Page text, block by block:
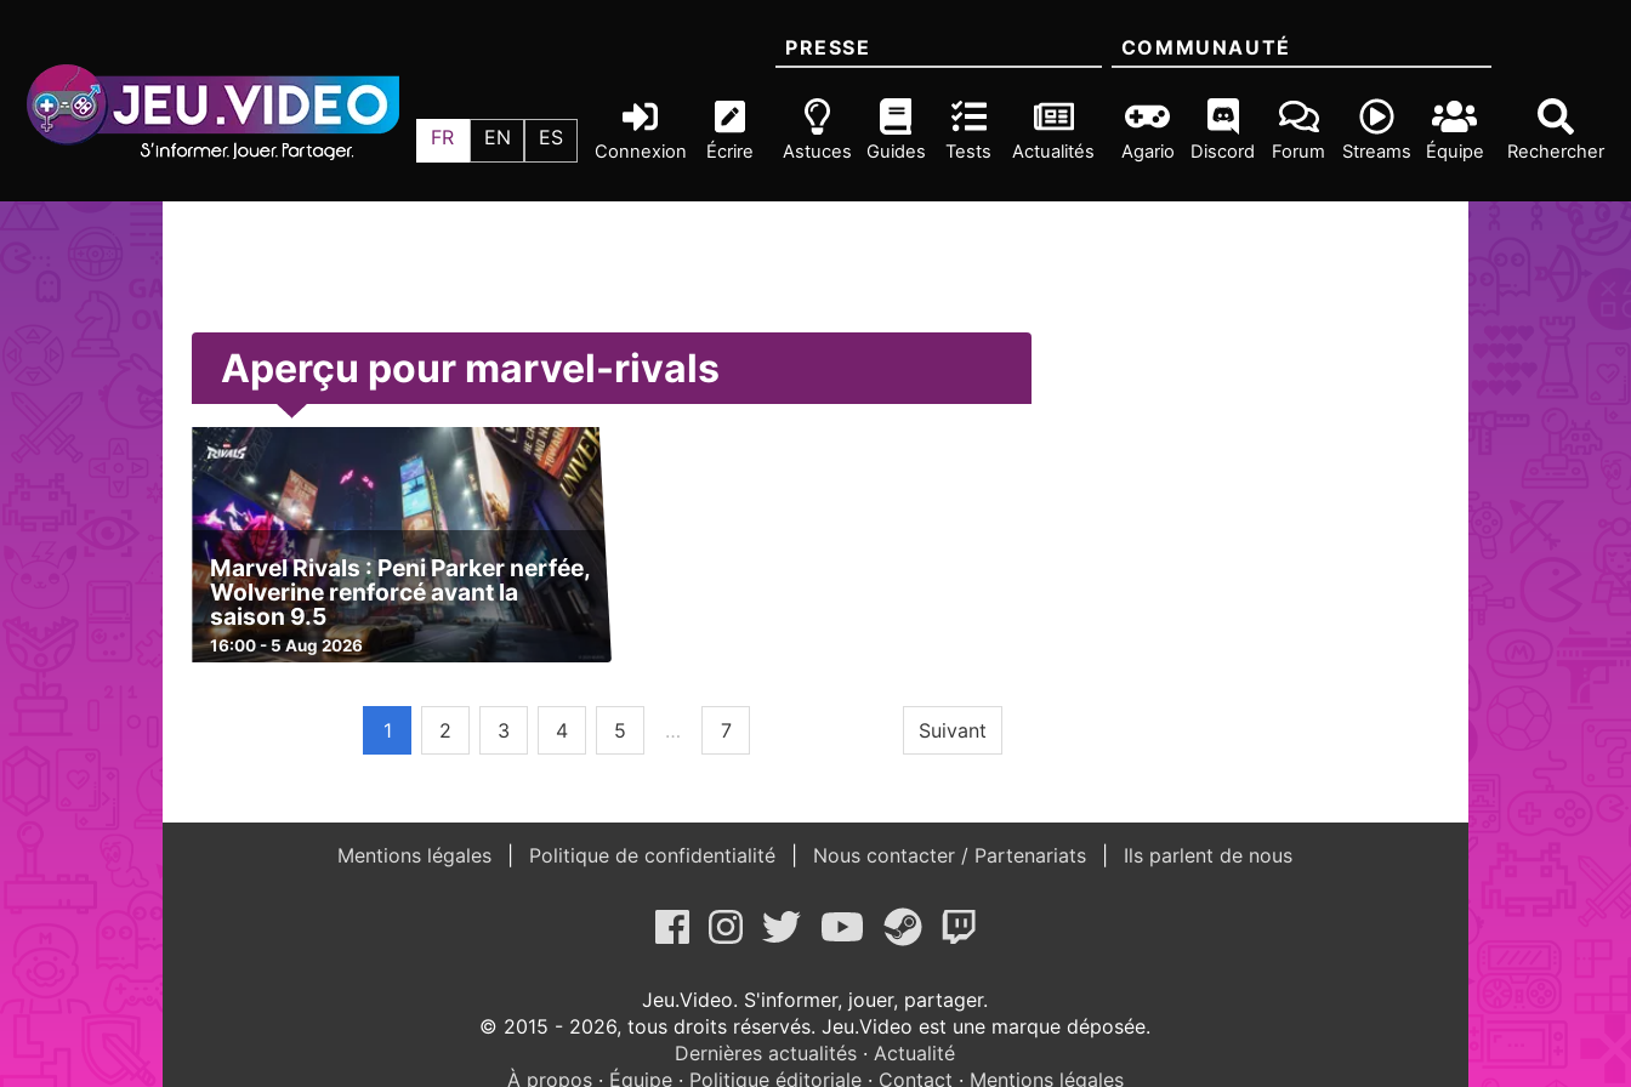
FR EN ES
Connexion Écrire Rechercher
PRESSE
Astuces Guides Tests Actualités
COMMUNAUTÉ
Agario Discord Forum Streams Équipe
Aperçu pour marvel-rivals
Marvel Rivals : Peni Parker nerfée,
Wolverine renforcé avant la
saison 9.5
16:00 - 5 Aug 2026
Suivant
1 2 3 4 5 … 7
Mentions légales Politique de confidentialité Nous contacter / Partenariats Ils parlent de nous
Jeu.Video. S'informer, jouer, partager.
© 2015 - 2026, tous droits réservés. Jeu.Video est une marque déposée.
Dernières actualités · Actualité
À propos· Équipe· Politique éditoriale· Contact · Mentions légales